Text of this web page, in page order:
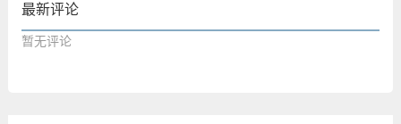
最新评论
暂无评论